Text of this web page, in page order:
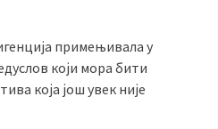
примењивала у
који мора бити
која још увек није